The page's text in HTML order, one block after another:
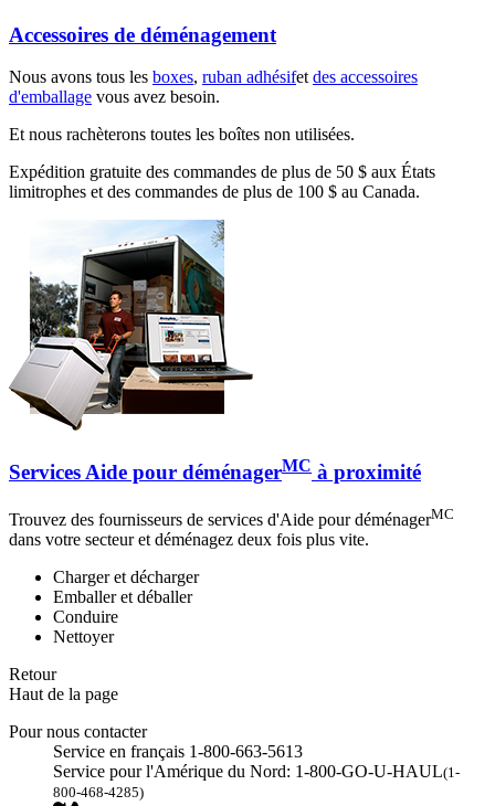
Accessoires de déménagement
Nous avons tous les boxes, ruban adhésifetdes accessoires
d'emballage vous avez besoin.
Et nous rachèterons toutes les boîtes non utilisées.
Expédition gratuite des commandes de plus de 50 $ aux États
limitrophes et des commandes de plus de 100 $ au Canada.
Services Aide pour déménagerMC à proximité
Trouvez des fournisseurs de services d'Aide pour déménagerMC
dans votre secteur et déménagez deux fois plus vite.
Charger et décharger
Emballer et déballer
Conduire
Nettoyer
Retour
Haut de la page
Pour nous contacter
Service en français 1-800-663-5613
Service pour l'Amérique du Nord: 1-800-GO-U-HAUL(1-
800-468-4285)